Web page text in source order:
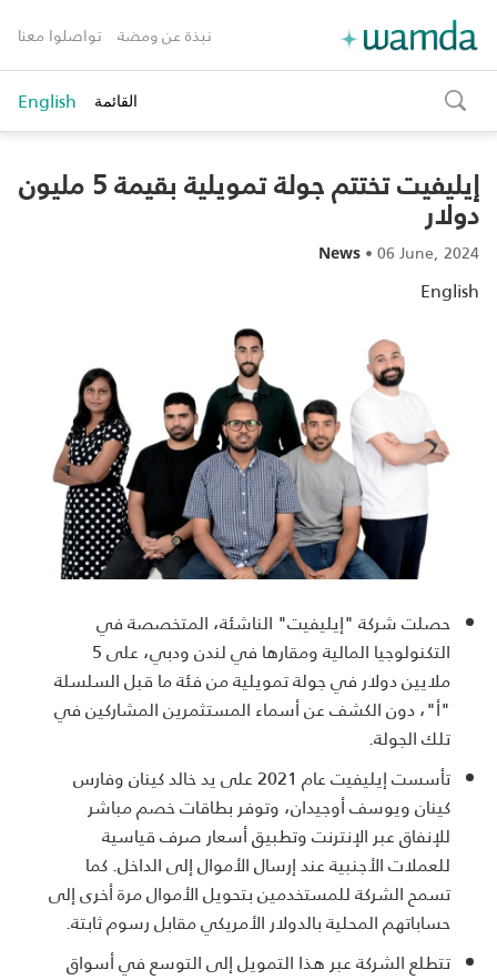
نبذة عن ومضة تواصلوا معنا
toggle
search
القائمة English
إيليفيت تختتم جولة تمويلية بقيمة 5 مليون
دولار
News •06 June, 2024
English
حصلت شركة "إيليفيت" الناشئة، المتخصصة في
التكنولوجيا المالية ومقارها في لندن ودبي، على 5
ملايين دولار في جولة تمويلية من فئة ما قبل السلسلة
"أ"، دون الكشف عن أسماء المستثمرين المشاركين في
تلك الجولة.
تأسست إيليفيت عام 2021 على يد خالد كينان وفارس
كينان ويوسف أوجيدان، وتوفر بطاقات خصم مباشر
للإنفاق عبر الإنترنت وتطبيق أسعار صرف قياسية
للعملات الأجنبية عند إرسال الأموال إلى الداخل. كما
تسمح الشركة للمستخدمين بتحويل الأموال مرة أخرى إلى
حساباتهم المحلية بالدولار الأمريكي مقابل رسوم ثابتة.
تتطلع الشركة عبر هذا التمويل إلى التوسع في أسواق